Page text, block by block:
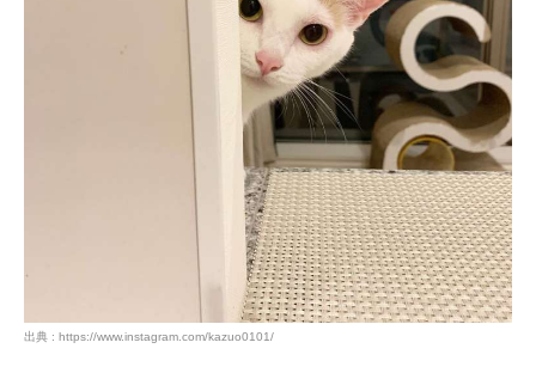
出典 : https://www.instagram.com/kazuo0101/